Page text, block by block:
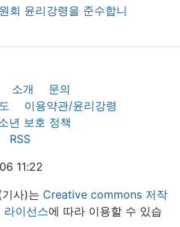
소개
문의
이용약관/윤리강령
년 보호 정책
RSS
11:22
사)는 Creative commons 저작
이선스에 따라 이용할 수 있습